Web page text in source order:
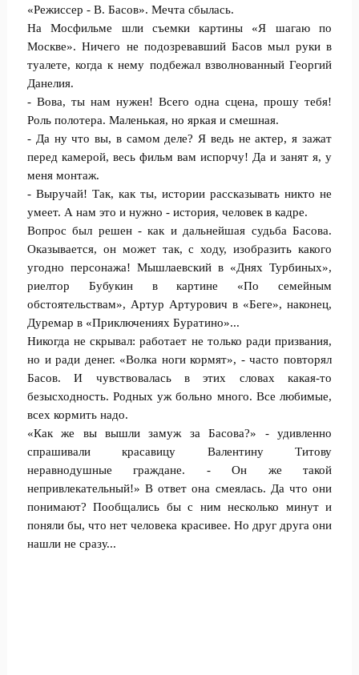
«Режиссер - В. Басов». Мечта сбылась.
На Мосфильме шли съемки картины «Я шагаю по
Москве». Ничего не подозревавший Басов мыл руки в
туалете, когда к нему подбежал взволнованный Георгий
Данелия.
- Вова, ты нам нужен! Всего одна сцена, прошу тебя!
Роль полотера. Маленькая, но яркая и смешная.
- Да ну что вы, в самом деле? Я ведь не актер, я зажат
перед камерой, весь фильм вам испорчу! Да и занят я, у
меня монтаж.
- Выручай! Так, как ты, истории рассказывать никто не
умеет. А нам это и нужно - история, человек в кадре.
Вопрос был решен - как и дальнейшая судьба Басова.
Оказывается, он может так, с ходу, изобразить какого
угодно персонажа! Мышлаевский в «Днях Турбиных»,
риелтор Бубукин в картине «По семейным
обстоятельствам», Артур Артурович в «Беге», наконец,
Дуремар в «Приключениях Буратино»...
Никогда не скрывал: работает не только ради призвания,
но и ради денег. «Волка ноги кормят», - часто повторял
Басов. И чувствовалась в этих словах какая-то
безысходность. Родных уж больно много. Все любимые,
всех кормить надо.
«Как же вы вышли замуж за Басова?» - удивленно
спрашивали красавицу Валентину Титову
неравнодушные граждане. - Он же такой
непривлекательный!» В ответ она смеялась. Да что они
понимают? Пообщались бы с ним несколько минут и
поняли бы, что нет человека красивее. Но друг друга они
нашли не сразу...